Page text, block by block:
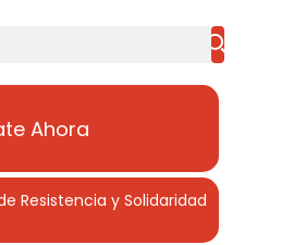
Ahora
Resistencia y Solidaridad